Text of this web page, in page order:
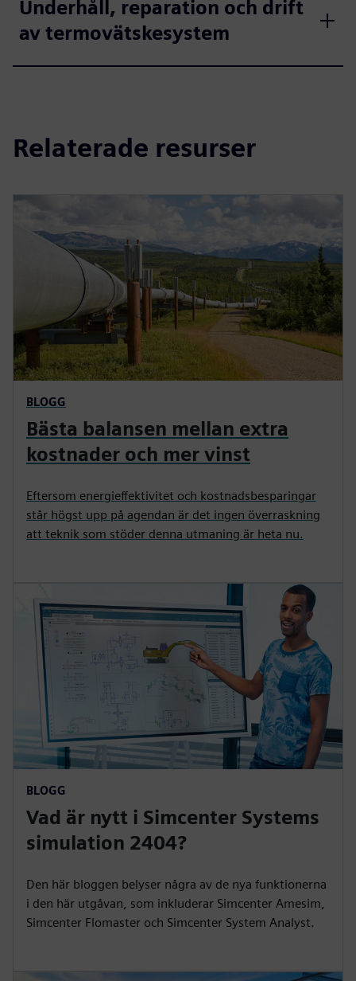
Underhåll, reparation och drift
av termovätskesystem
Relaterade resurser
BLOGG
Bästa balansen mellan extra
kostnader och mer vinst
Eftersom energieffektivitet och kostnadsbesparingar
står högst upp på agendan är det ingen överraskning
att teknik som stöder denna utmaning är heta nu.
BLOGG
Vad är nytt i Simcenter Systems
simulation 2404?
Den här bloggen belyser några av de nya funktionerna
i den här utgåvan, som inkluderar Simcenter Amesim,
Simcenter Flomaster och Simcenter System Analyst.